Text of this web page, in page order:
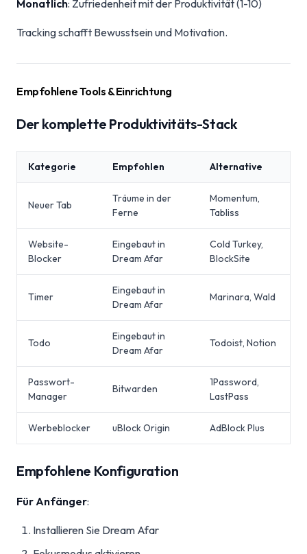
Monatlich: Zufriedenheit mit der Produktivität (1-10)
Tracking schafft Bewusstsein und Motivation.
Empfohlene Tools & Einrichtung
Der komplette Produktivitäts-Stack
Kategorie Empfohlen Alternative
Neuer Tab
Träume in der
Ferne
Momentum,
Tabliss
Website-
Blocker
Eingebaut in
Dream Afar
Cold Turkey,
BlockSite
Timer
Eingebaut in
Dream Afar
Marinara, Wald
Todo
Eingebaut in
Dream Afar
Todoist, Notion
Passwort-
Manager
Bitwarden
1Password,
LastPass
Werbeblocker uBlock Origin AdBlock Plus
Empfohlene Konfiguration
Für Anfänger:
Installieren Sie Dream Afar